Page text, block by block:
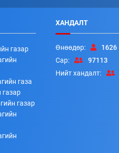
газар
газа
газар
газар
ХАНДАЛТ
Өнөөдөр:
1626
Сар:
97113
Нийт хандалт: